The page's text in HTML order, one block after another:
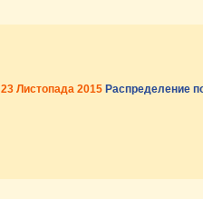
23 Листопада 2015 Распределение